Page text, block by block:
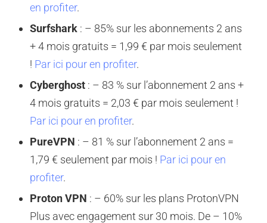
en profiter.
Surfshark : – 85% sur les abonnements 2 ans
+ 4 mois gratuits = 1,99 € par mois seulement
! Par ici pour en profiter.
Cyberghost : – 83 % sur l’abonnement 2 ans +
4 mois gratuits = 2,03 € par mois seulement !
Par ici pour en profiter.
PureVPN : – 81 % sur l’abonnement 2 ans =
1,79 € seulement par mois ! Par ici pour en
profiter.
Proton VPN : – 60% sur les plans ProtonVPN
Plus avec engagement sur 30 mois. De – 10%